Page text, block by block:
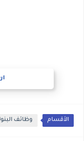
الأقسام وظائف